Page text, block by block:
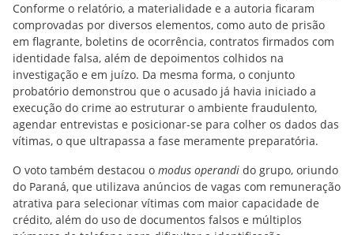
Conforme o relatório, a materialidade e a autoria ficaram
comprovadas por diversos elementos, como auto de prisão
em flagrante, boletins de ocorrência, contratos firmados com
identidade falsa, além de depoimentos colhidos na
investigação e em juízo. Da mesma forma, o conjunto
probatório demonstrou que o acusado já havia iniciado a
execução do crime ao estruturar o ambiente fraudulento,
agendar entrevistas e posicionar-se para colher os dados das
vítimas, o que ultrapassa a fase meramente preparatória.
O voto também destacou o modus operandi do grupo, oriundo
do Paraná, que utilizava anúncios de vagas com remuneração
atrativa para selecionar vítimas com maior capacidade de
crédito, além do uso de documentos falsos e múltiplos